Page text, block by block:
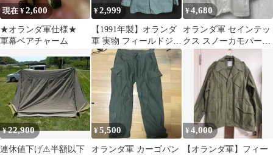
現在 ¥2,600
★オランダ軍仕様★
軍幕ベアチャーム
¥2,999
​【1991年製】オランダ
軍 実物 フィールドジャ
ケット KL ユーロミリ
タリー
¥4,680
オランダ軍 セインテッ
クス スノーカモパーカ
ー ミリタリージャケッ
ト 白 古着
¥22,900
連休値下げ⚠半額以下
¥5,500
オランダ軍 カーゴパン
¥4,000
【オランダ軍】フィー